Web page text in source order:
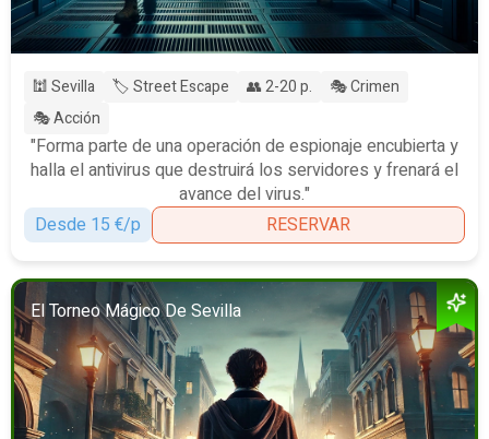
🕍 Sevilla 🏷️ Street Escape 👥 2-20 p.
🎭 Crimen
🎭 Acción
"Forma parte de una operación de espionaje encubierta y
halla el antivirus que destruirá los servidores y frenará el
avance del virus."
Desde 15 €/p
RESERVAR
El Torneo Mágico De Sevilla